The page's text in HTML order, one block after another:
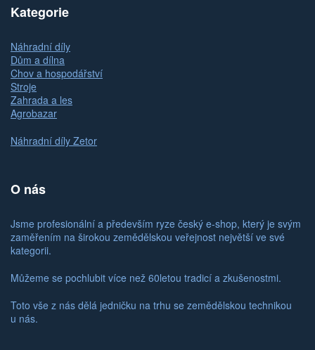
Kategorie
Náhradní díly
Dům a dílna
Chov a hospodářství
Stroje
Zahrada a les
Agrobazar
Náhradní díly Zetor
O nás
Jsme profesionální a především ryze český e-shop, který je svým
zaměřením na širokou zemědělskou veřejnost největší ve své
kategorii.
Můžeme se pochlubit více než 60letou tradicí a zkušenostmi.
Toto vše z nás dělá jedničku na trhu se zemědělskou technikou
u nás.